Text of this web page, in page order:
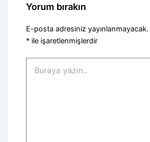
Yorum bırakın
E-posta adresiniz yayınlanmayacak.
* ile işaretlenmişlerdir
yazın..